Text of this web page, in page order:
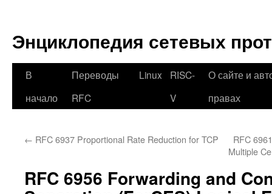
содержимому
Энциклопедия сетевых
В
начало
Переводы
RFC
Linux
RISC-
V
О сайте и
правах
← RFC 6937 Proportional Rate Reduction for TCP
RFC
Multiple
RFC 6956 Forwarding and